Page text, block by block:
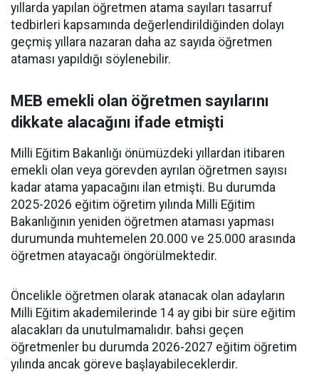
yıllarda yapılan öğretmen atama sayıları tasarruf
tedbirleri kapsamında değerlendirildiğinden dolayı
geçmiş yıllara nazaran daha az sayıda öğretmen
ataması yapıldığı söylenebilir.
MEB emekli olan öğretmen sayılarını
dikkate alacağını ifade etmişti
Milli Eğitim Bakanlığı önümüzdeki yıllardan itibaren
emekli olan veya görevden ayrılan öğretmen sayısı
kadar atama yapacağını ilan etmişti. Bu durumda
2025-2026 eğitim öğretim yılında Milli Eğitim
Bakanlığının yeniden öğretmen ataması yapması
durumunda muhtemelen 20.000 ve 25.000 arasında
öğretmen atayacağı öngörülmektedir.
Öncelikle öğretmen olarak atanacak olan adayların
Milli Eğitim akademilerinde 14 ay gibi bir süre eğitim
alacakları da unutulmamalıdır. bahsi geçen
öğretmenler bu durumda 2026-2027 eğitim öğretim
yılında ancak göreve başlayabileceklerdir.